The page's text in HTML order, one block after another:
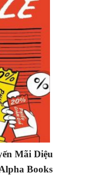
Mãi Diệu
Books